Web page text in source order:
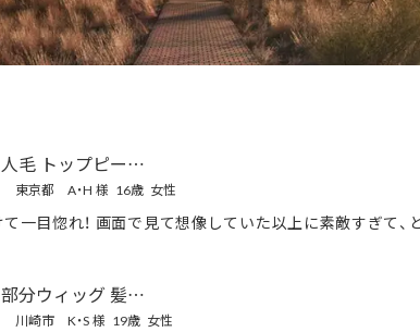
毛 トップピー…
東京都 A・H 様 16歳 女性
一目惚れ！ 画面で見て想像していた以上に素敵すぎて、
分ウィッグ 髪…
川崎市 K・S 様 19歳 女性